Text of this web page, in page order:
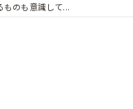
ものも意識して...